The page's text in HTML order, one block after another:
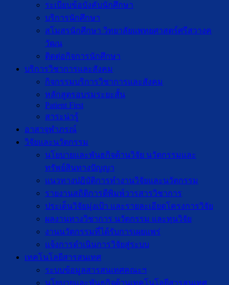
ระเบียบข้อบังคับนักศึกษา
บริการนักศึกษา
สโมสรนักศึกษา วิทยาลัยแพทยศาสตร์ศรีสวางค
วัฒน
ติดต่อกิจการนักศึกษา
บริการวิชาการและสังคม
กิจกรรมบริการวิชาการและสังคม
หลักสูตรอบรมระยะสั้น
Patient First
สาระน่ารู้
อาสาจุฬาภรณ์
วิจัยและนวัตกรรม
นโยบายและพันธกิจด้านวิจัย นวัตกรรมและ
ทรัพย์สินทางปัญญา
แนวทางปฏิบัติการทำงานวิจัยและนวัตกรรม
รายงานสถิติการตีพิมพ์วารสารวิชาการ
ประเด็นวิจัยมุ่งเป้า และรายละเอียดโครงการวิจัย
ผลงานทางวิชาการ นวัตกรรม และทุนวิจัย
งานนวัตกรรมที่ได้รับการเผยแพร่
แจ้งการดำเนินการวิจัยสู่ระบบ
เทคโนโลยีสารสนเทศ
ระบบข้อมูลสารสนเทศคณะฯ
นโยบายและพันธกิจด้านเทคโนโลยีสารสนเทศ